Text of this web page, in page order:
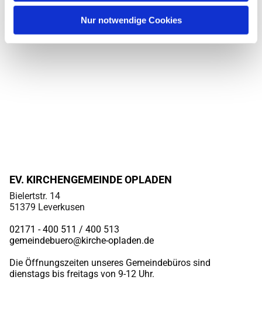
Nur notwendige Cookies
EV. KIRCHENGEMEINDE OPLADEN
Bielertstr. 14
51379 Leverkusen
02171 - 400 511 / 400 513
gemeindebuero@kirche-opladen.de
Die Öffnungszeiten unseres Gemeindebüros sind
dienstags bis freitags von 9-12 Uhr.